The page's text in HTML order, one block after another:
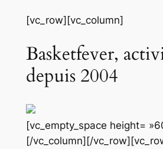
[vc_row][vc_column]
Basketfever,
depuis 2004
[vc_empty_space height=
[/vc_column][/